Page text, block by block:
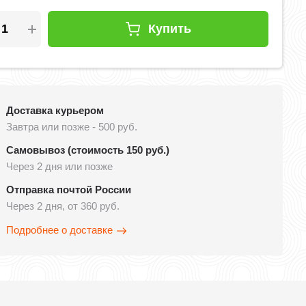
Купить
Доставка курьером
Завтра или позже - 500 руб.
Самовывоз (стоимость 150 руб.)
Через 2 дня или позже
Отправка почтой России
Через 2 дня, от 360 руб.
Подробнее о доставке